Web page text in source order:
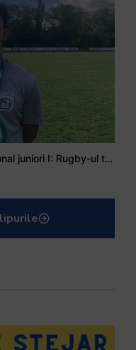
Mohamed Salhi, vicecampion național juniori I: Rugby-ul te învață să accepți și înfrângerile